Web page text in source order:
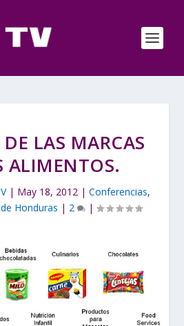
LAS MARCAS
ALIMENTOS.
| May 18, 2012| Conferencias,
Honduras | 2 |